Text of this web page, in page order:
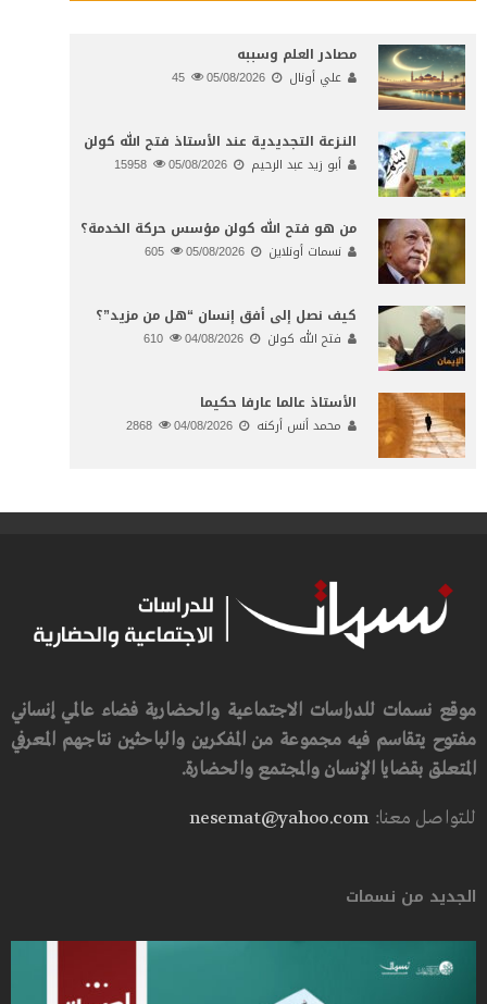
مصادر العلم وسببه
علي أونال 05/08/2026
النـزعة التجديدية عند الأستاذ فتح الله كولن
أبو زيد عبد الرحيم 05/08/2026
من هو فتح الله كولن مؤسس حركة الخدمة؟
نسمات أونلاين 05/08/2026
كيف نصل إلى أفق إنسان “هل من مزيد”؟
فتح الله كولن 04/08/2026
الأستاذ عالما عارفا حكيما
محمد أنس أركنه 04/08/2026
موقع نسمات للدراسات الاجتماعية والحضارية فضاء عالمي إنساني
مفتوح يتقاسم فيه مجموعة من المفكرين والباحثين نتاجهم المعرفي
المتعلق بقضايا الإنسان والمجتمع والحضارة.
للتواصل معنا:nesemat@yahoo.com
الجديد من نسمات